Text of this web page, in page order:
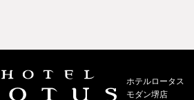
ホテルロータス
モダン堺店